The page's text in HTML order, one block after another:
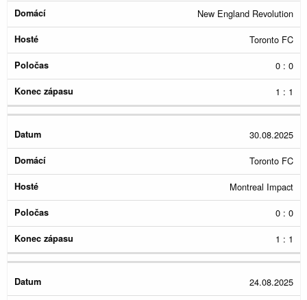
New England Revolution
Toronto FC
0 : 0
1 : 1
30.08.2025
Toronto FC
Montreal Impact
0 : 0
1 : 1
24.08.2025